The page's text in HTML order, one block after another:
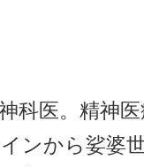
科医。精神
ンから娑婆